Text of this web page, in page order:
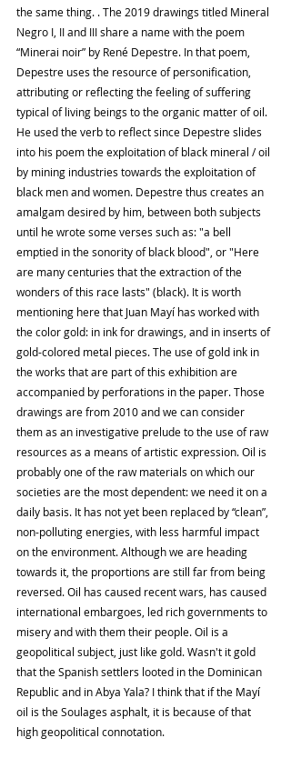
the same thing. . The 2019 drawings titled Mineral
Negro I, II and III share a name with the poem
“Minerai noir” by René Depestre. In that poem,
Depestre uses the resource of personification,
attributing or reflecting the feeling of suffering
typical of living beings to the organic matter of oil.
He used the verb to reflect since Depestre slides
into his poem the exploitation of black mineral / oil
by mining industries towards the exploitation of
black men and women. Depestre thus creates an
amalgam desired by him, between both subjects
until he wrote some verses such as: "a bell
emptied in the sonority of black blood", or "Here
are many centuries that the extraction of the
wonders of this race lasts" (black). It is worth
mentioning here that Juan Mayí has ​​worked with
the color gold: in ink for drawings, and in inserts of
gold-colored metal pieces. The use of gold ink in
the works that are part of this exhibition are
accompanied by perforations in the paper. Those
drawings are from 2010 and we can consider
them as an investigative prelude to the use of raw
resources as a means of artistic expression. Oil is
probably one of the raw materials on which our
societies are the most dependent: we need it on a
daily basis. It has not yet been replaced by “clean”,
non-polluting energies, with less harmful impact
on the environment. Although we are heading
towards it, the proportions are still far from being
reversed. Oil has caused recent wars, has caused
international embargoes, led rich governments to
misery and with them their people. Oil is a
geopolitical subject, just like gold. Wasn't it gold
that the Spanish settlers looted in the Dominican
Republic and in Abya Yala? I think that if the Mayí
oil is the Soulages asphalt, it is because of that
high geopolitical connotation.